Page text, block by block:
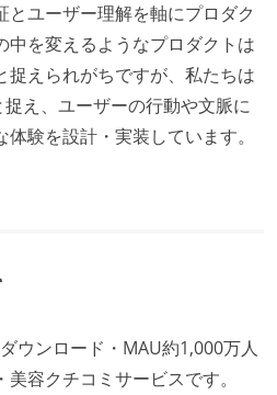
とユーザー理解を軸にプロダク
中を変えるようなプロダクトは
捉えられがちですが、私たちは
え、ユーザーの行動や文脈に
験を設計・実装しています。
ウンロード・MAU約1,000万人
容クチコミサービスです。